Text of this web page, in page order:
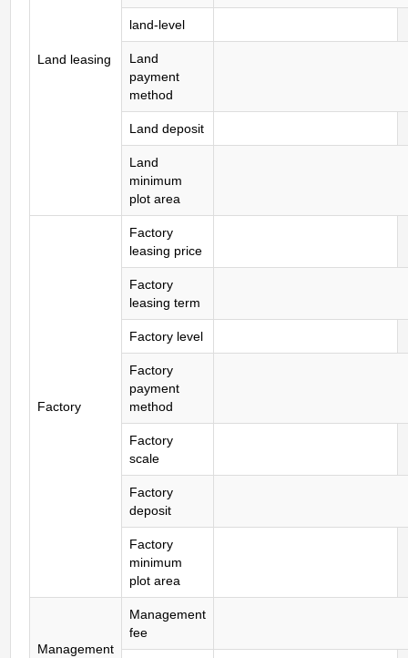
Land leasing
land-level
Land
payment
method
Land deposit
Land
minimum
plot area
Factory
Factory
leasing price
Factory
leasing term
Factory level
Factory
payment
method
Factory
scale
Factory
deposit
Factory
minimum
plot area
Management
Management
fee